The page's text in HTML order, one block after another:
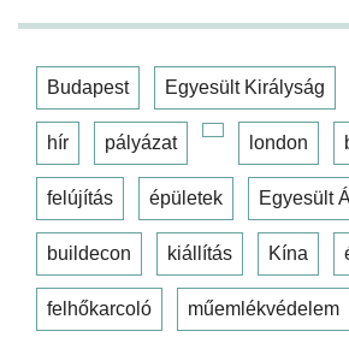
Budapest Egyesült Királyság
hír pályázat london
felújítás épületek Egyesült
buildecon kiállítás Kína
felhőkarcoló műemlékvédelem